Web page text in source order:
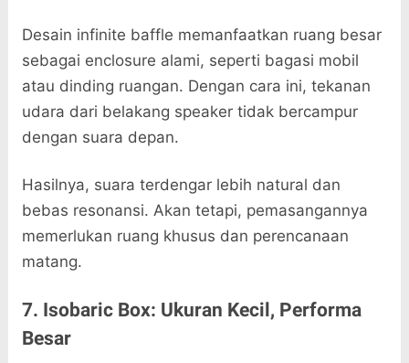
Desain infinite baffle memanfaatkan ruang besar
sebagai enclosure alami, seperti bagasi mobil
atau dinding ruangan. Dengan cara ini, tekanan
udara dari belakang speaker tidak bercampur
dengan suara depan.
Hasilnya, suara terdengar lebih natural dan
bebas resonansi. Akan tetapi, pemasangannya
memerlukan ruang khusus dan perencanaan
matang.
7. Isobaric Box: Ukuran Kecil, Performa
Besar